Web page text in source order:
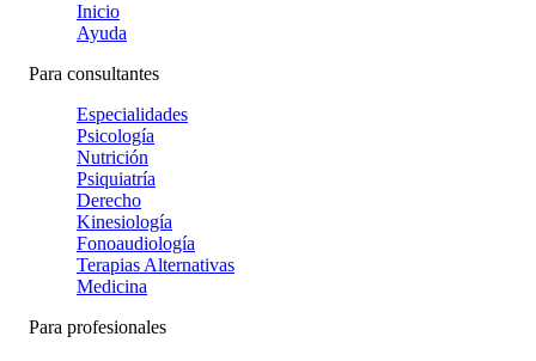
Inicio
Ayuda
Para consultantes
Especialidades
Psicología
Nutrición
Psiquiatría
Derecho
Kinesiología
Fonoaudiología
Terapias Alternativas
Medicina
Para profesionales